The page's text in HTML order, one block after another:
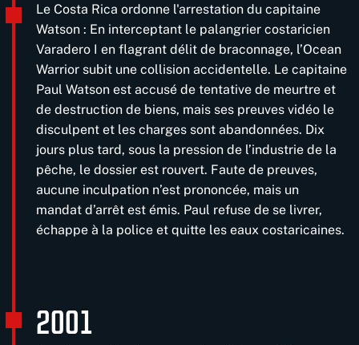
Le Costa Rica ordonne l'arrestation du capitaine
Watson : En interceptant le palangrier costaricien
Varadero I en flagrant délit de braconnage, l’Ocean
Warrior subit une collision accidentelle. Le capitaine
Paul Watson est accusé de tentative de meurtre et
de destruction de biens, mais ses preuves vidéo le
disculpent et les charges sont abandonnées. Dix
jours plus tard, sous la pression de l’industrie de la
pêche, le dossier est rouvert. Faute de preuves,
aucune inculpation n’est prononcée, mais un
mandat d’arrêt est émis. Paul refuse de se livrer,
échappe à la police et quitte les eaux costaricaines.
2001